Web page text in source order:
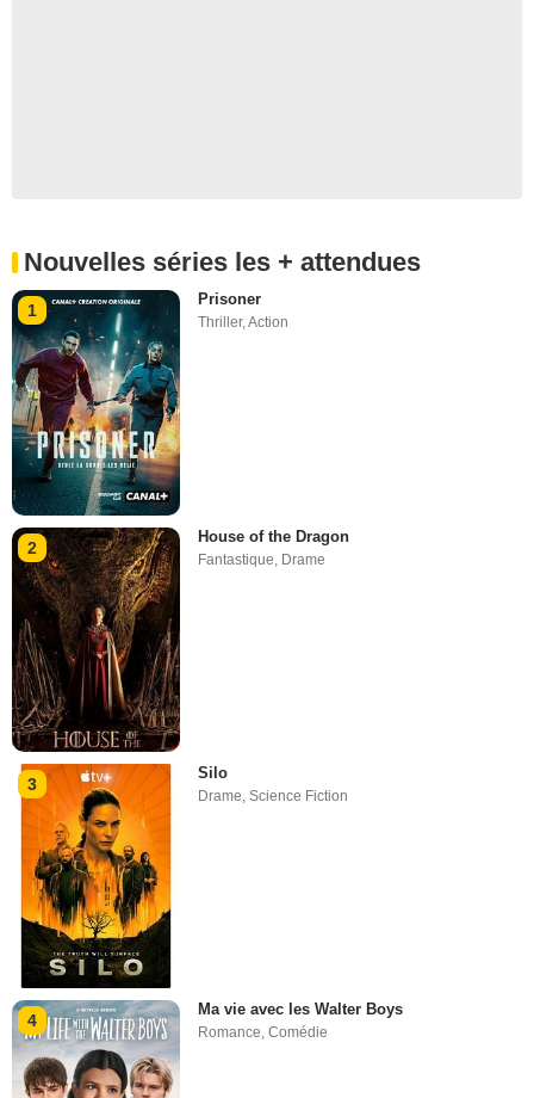
Nouvelles séries les + attendues
1
Prisoner
Thriller,Action
2
House of the Dragon
Fantastique Drame
3
Silo
Drame,Science Fiction
4
Ma vie avec les Walter Boys
Romance,Comédie